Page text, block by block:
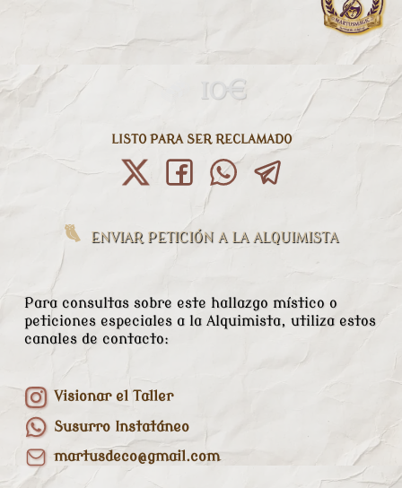
10€
LISTO PARA SER RECLAMADO
ENVIAR PETICIÓN A LA ALQUIMISTA
Para consultas sobre este hallazgo místico o
peticiones especiales a la Alquimista, utiliza estos
canales de contacto:
Visionar el Taller
Susurro Instatáneo
martusdeco@gmail.com